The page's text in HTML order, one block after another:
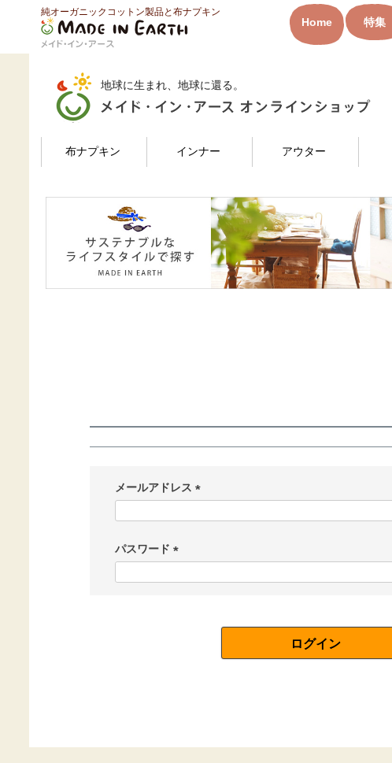
純オーガニックコットン製品と布ナプキン
Home 特集
HOME ログイン
地球に生まれ、地球に還る。
検索
布ナプキン インナー アウター
メールアドレス
)
パスワード
ログイン